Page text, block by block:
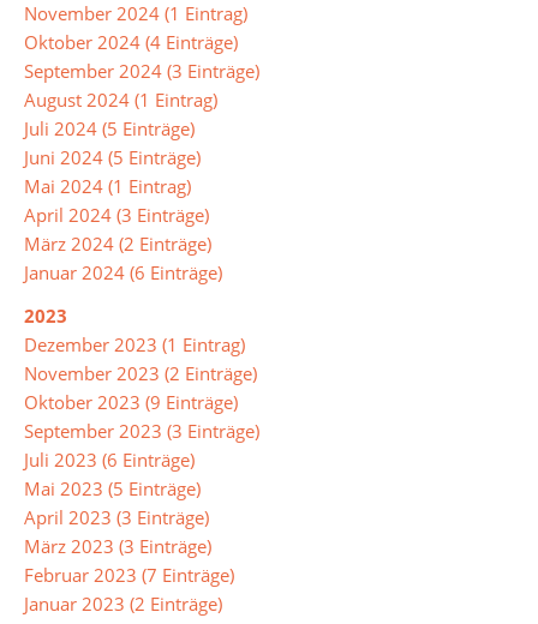
Jung
trifft
Alt
Kreativ
Nähen
Streitschlichter
Theater-
AG
Türkisch
AFS-
Shop
November 2024 (1 Eintrag)
Oktober 2024 (4 Einträge)
September 2024 (3 Einträge)
August 2024 (1 Eintrag)
Juli 2024 (5 Einträge)
Juni 2024 (5 Einträge)
Mai 2024 (1 Eintrag)
April 2024 (3 Einträge)
März 2024 (2 Einträge)
Januar 2024 (6 Einträge)
2023
Dezember 2023 (1 Eintrag)
November 2023 (2 Einträge)
Oktober 2023 (9 Einträge)
September 2023 (3 Einträge)
Juli 2023 (6 Einträge)
Mai 2023 (5 Einträge)
April 2023 (3 Einträge)
März 2023 (3 Einträge)
Februar 2023 (7 Einträge)
Januar 2023 (2 Einträge)